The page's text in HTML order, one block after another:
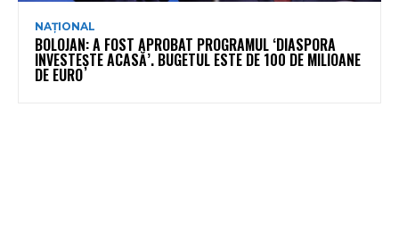
NAȚIONAL
BOLOJAN: A FOST APROBAT PROGRAMUL ‘DIASPORA
INVESTEȘTE ACASĂ’. BUGETUL ESTE DE 100 DE MILIOANE
DE EURO